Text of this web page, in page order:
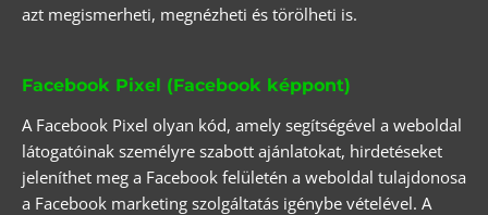
azt megismerheti, megnézheti és törölheti is.
Facebook Pixel (Facebook képpont)
A Facebook Pixel olyan kód, amely segítségével a weboldal
látogatóinak személyre szabott ajánlatokat, hirdetéseket
jeleníthet meg a Facebook felületén a weboldal tulajdonosa
a Facebook marketing szolgáltatás igénybe vételével. A